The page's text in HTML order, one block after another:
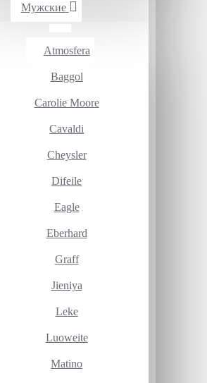
Мужские
Atmosfera
Baggol
Carolie Moore
Cavaldi
Cheysler
Difeile
Eagle
Eberhard
Graff
Jieniya
Leke
Luoweite
Matino